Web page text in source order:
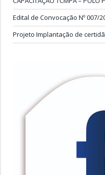
Edital de Convocação Nº 007/
Projeto Implantação de